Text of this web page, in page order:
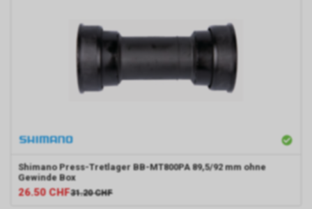
Shimano Press-Tretlager BB-MT800PA 89,5/92 mm ohne
Gewinde Box
26.50 CHF31.20 CHF